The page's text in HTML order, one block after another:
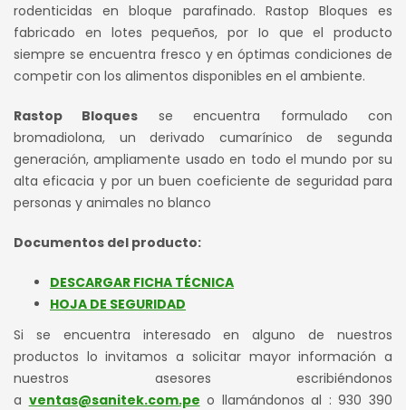
rodenticidas en bloque parafinado. Rastop Bloques es
fabricado en lotes pequeños, por Io que el producto
siempre se encuentra fresco y en óptimas condiciones de
competir con los alimentos disponibles en el ambiente.
Rastop Bloques se encuentra formulado con
bromadiolona, un derivado cumarínico de segunda
generación, ampliamente usado en todo el mundo por su
alta eficacia y por un buen coeficiente de seguridad para
personas y animales no blanco
Documentos del producto:
DESCARGAR FICHA TÉCNICA
HOJA DE SEGURIDAD
Si se encuentra interesado en alguno de nuestros
productos lo invitamos a solicitar mayor información a
nuestros asesores escribiéndonos
a ventas@sanitek.com.pe o llamándonos al : 930 390